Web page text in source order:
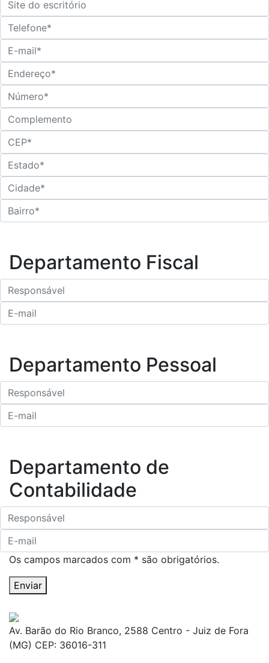
Departamento Fiscal
Departamento Pessoal
Departamento de
Contabilidade
Os campos marcados com * são obrigatórios.
Enviar
Av. Barão do Rio Branco, 2588 Centro - Juiz de Fora
(MG) CEP: 36016-311